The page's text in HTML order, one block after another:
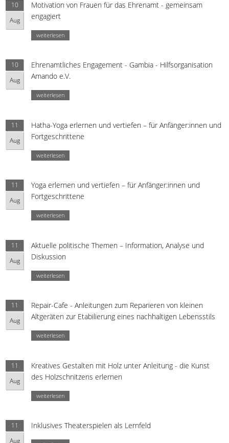
10
Aug
Motivation von Frauen für das Ehrenamt - gemeinsam
engagiert
weiterlesen
10
Aug
Ehrenamtliches Engagement - Gambia - Hilfsorganisation
Amando e.V.
weiterlesen
11
Aug
Hatha-Yoga erlernen und vertiefen – für Anfänger:innen und
Fortgeschrittene
weiterlesen
11
Aug
Yoga erlernen und vertiefen – für Anfänger:innen und
Fortgeschrittene
weiterlesen
11
Aug
Aktuelle politische Themen – Information, Analyse und
Diskussion
weiterlesen
11
Aug
Repair-Cafe - Anleitungen zum Reparieren von kleinen
Altgeräten zur Etabilierung eines nachhaltigen Lebensstils
weiterlesen
11
Aug
Kreatives Gestalten mit Holz unter Anleitung - die Kunst
des Holzschnitzens erlernen
weiterlesen
11
Aug
Inklusives Theaterspielen als Lernfeld